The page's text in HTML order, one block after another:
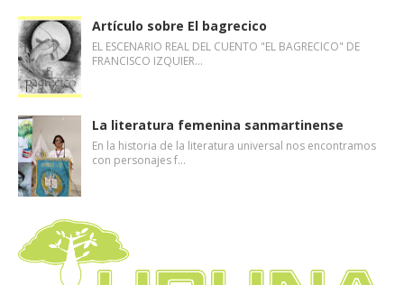
Artículo sobre El bagrecico
EL ESCENARIO REAL DEL CUENTO "EL BAGRECICO" DE
FRANCISCO IZQUIER…
La literatura femenina sanmartinense
En la historia de la literatura universal nos encontramos
con personajes f…